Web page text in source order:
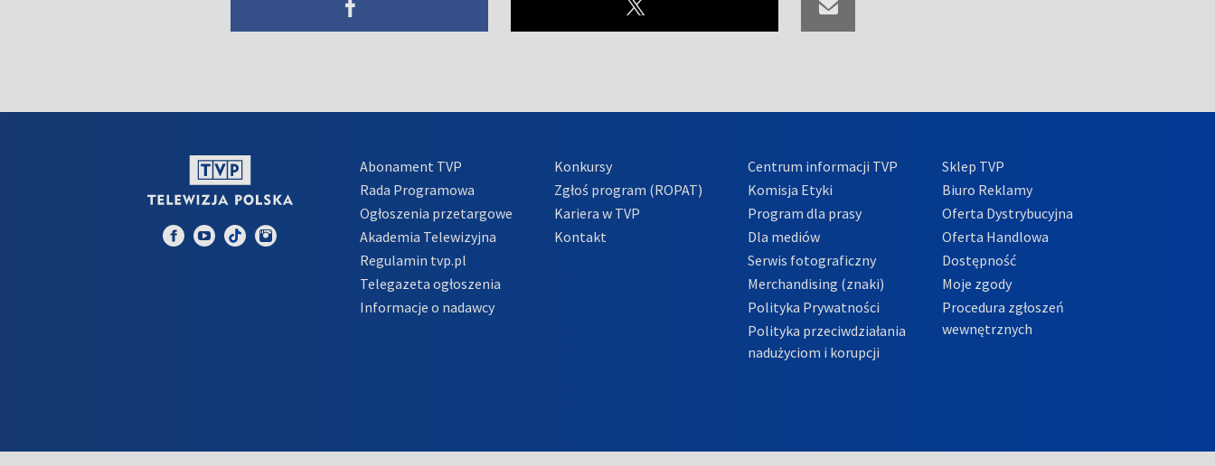
Abonament TVP
Rada Programowa
Ogłoszenia przetargowe
Akademia Telewizyjna
Regulamin tvp.pl
Telegazeta ogłoszenia
Informacje o nadawcy
Konkursy
Zgłoś program (ROPAT)
Kariera w TVP
Kontakt
Centrum informacji TVP
Komisja Etyki
Program dla prasy
Dla mediów
Serwis fotograficzny
Merchandising (znaki)
Polityka Prywatności
Polityka przeciwdziałania
nadużyciom i korupcji
Sklep TVP
Biuro Reklamy
Oferta Dystrybucyjna
Oferta Handlowa
Dostępność
Moje zgody
Procedura zgłoszeń
wewnętrznych